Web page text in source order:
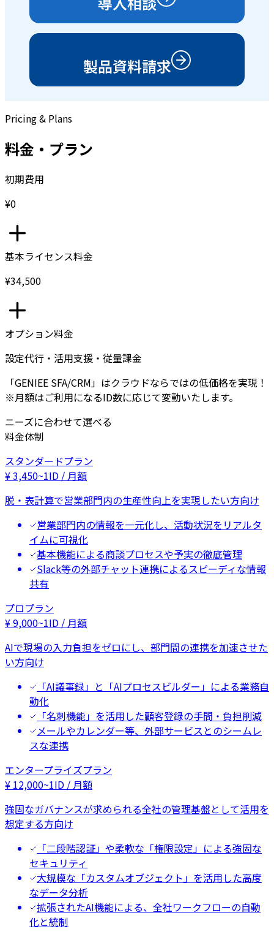
製品資料請求
Pricing & Plans
料金・プラン
初期費用
¥0
基本ライセンス料金
¥34,500
オプション料金
設定代行・活用支援・従量課金
「GENIEE SFA/CRM」はクラウドならではの低価格を実現！
※月額はご利用になるID数に応じて変動いたします。
ニーズに合わせて選べる
料金体制
スタンダードプラン
¥3,450~1ID / 月額
脱・表計算で営業部門内の生産性向上を実現したい方向け
営業部門内の情報を一元化し、活動状況をリアルタ
イムに可視化
基本機能による商談プロセスや予実の徹底管理
Slack等の外部チャット連携によるスピーディな情報
共有
プロプラン
¥9,000~1ID / 月額
AIで現場の入力負担をゼロにし、部門間の連携を加速させた
い方向け
「AI議事録」と「AIプロセスビルダー」による業務自
動化
「名刺機能」を活用した顧客登録の手間・負担削減
メールやカレンダー等、外部サービスとのシームレ
スな連携
エンタープライズプラン
¥ 12,000~1ID / 月額
強固なガバナンスが求められる全社の管理基盤として活用を
想定する方向け
「二段階認証」や柔軟な「権限設定」による強固な
セキュリティ
大規模な「カスタムオブジェクト」を活用した高度
なデータ分析
拡張されたAI機能による、全社ワークフローの自動
化と統制